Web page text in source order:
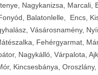
Nagykanizsa, Marcali,
Balatonlelle, Encs,
Vásárosnamény,
Fehérgyarmat,
Nagykálló, Várpalota,
Kincsesbánya, Oroszlány,